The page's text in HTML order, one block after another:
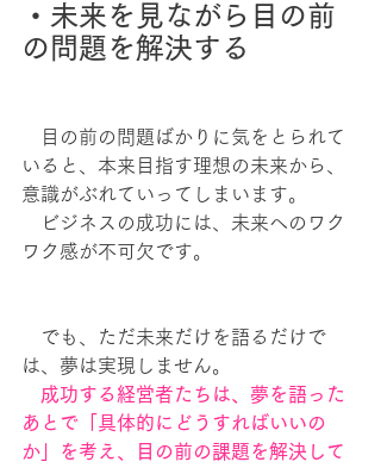
・未来を見ながら目の前
の問題を解決する
目の前の問題ばかりに気をとられて
いると、本来目指す理想の未来から、
意識がぶれていってしまいます。
ビジネスの成功には、未来へのワク
ワク感が不可欠です。
でも、ただ未来だけを語るだけで
は、夢は実現しません。
成功する経営者たちは、夢を語った
あとで「具体的にどうすればいいの
か」を考え、目の前の課題を解決して